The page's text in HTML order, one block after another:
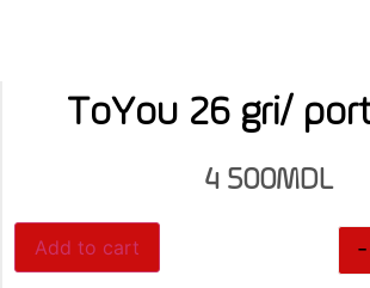
ToYou 26 gri/
4 500MDL
-
Add to cart